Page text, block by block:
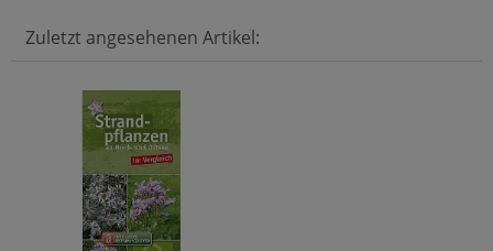
Zuletzt angesehenen Artikel: